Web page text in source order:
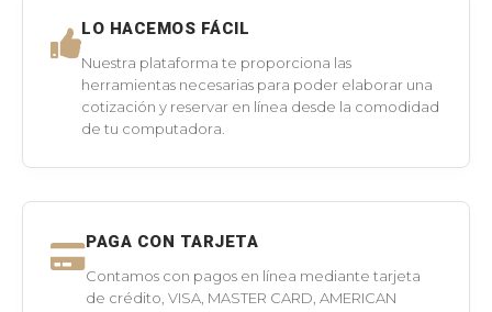
LO HACEMOS FÁCIL
Nuestra plataforma te proporciona las
herramientas necesarias para poder elaborar una
cotización y reservar en línea desde la comodidad
de tu computadora.
PAGA CON TARJETA
Contamos con pagos en línea mediante tarjeta
de crédito, VISA, MASTER CARD, AMERICAN